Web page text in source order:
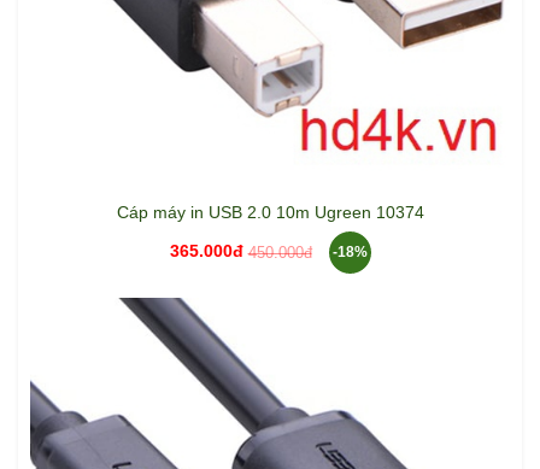
Cáp máy in USB 2.0 10m Ugreen 10374
365.000đ 450.000đ -18%